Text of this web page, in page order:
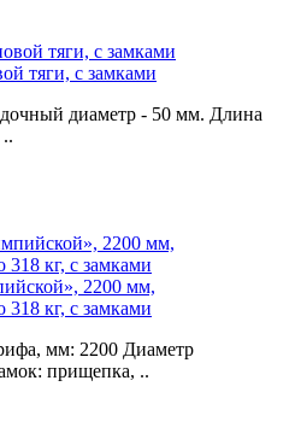
тяги, с замками
диаметр - 50 мм. Длина
2200 мм,
кг, с замками
мм: 2200 Диаметр
прищепка, ..